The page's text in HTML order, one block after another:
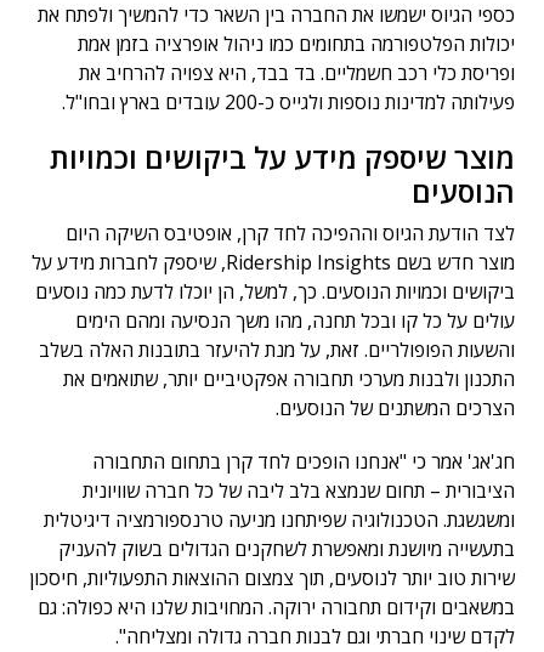
כספי הגיוס ישמשו את החברה בין השאר כדי להמשיך ולפתח את
יכולות הפלטפורמה בתחומים כמו ניהול אופרציה בזמן אמת
ופריסת כלי רכב חשמליים. בד בבד, היא צפויה להרחיב את
פעילותה למדינות נוספות ולגייס כ-200 עובדים בארץ ובחו"ל.
מוצר שיספק מידע על ביקושים וכמויות
הנוסעים
לצד הודעת הגיוס וההפיכה לחד קרן, אופטיבס השיקה היום
מוצר חדש בשם Ridership Insights, שיספק לחברות מידע על
ביקושים וכמויות הנוסעים. כך, למשל, הן יוכלו לדעת כמה נוסעים
עולים על כל קו ובכל תחנה, מהו משך הנסיעה ומהם הימים
והשעות הפופולריים. זאת, על מנת להיעזר בתובנות האלה בשלב
התכנון ולבנות מערכי תחבורה אפקטיביים יותר, שתואמים את
הצרכים המשתנים של הנוסעים.
חג'אג' אמר כי "אנחנו הופכים לחד קרן בתחום התחבורה
הציבורית – תחום שנמצא בלב ליבה של כל חברה שוויונית
ומשגשגת. הטכנולוגיה שפיתחנו מניעה טרנספורמציה דיגיטלית
בתעשייה מיושנת ומאפשרת לשחקנים הגדולים בשוק להעניק
שירות טוב יותר לנוסעים, תוך צמצום ההוצאות התפעוליות, חיסכון
במשאבים וקידום תחבורה ירוקה. המחויבות שלנו היא כפולה: גם
לקדם שינוי חברתי וגם לבנות חברה גדולה ומצליחה".